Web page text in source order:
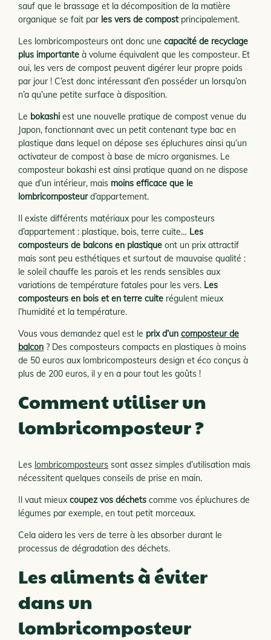
sauf que le brassage et la décomposition de la matière
organique se fait par les vers de compostprincipalement.
Les lombricomposteurs ont donc une capacité de recyclage
plus importante à volume équivalent que les composteur. Et
oui, les vers de compost peuvent digérer leur propre poids
par jour ! C’est donc intéressant d’en posséder un lorsqu’on
n’a qu’une petite surface à disposition.
Le bokashi est une nouvelle pratique de compost venue du
Japon, fonctionnant avec un petit contenant type bac en
plastique dans lequel on dépose ses épluchures ainsi qu’un
activateur de compost à base de micro organismes. Le
composteur bokashi est ainsi pratique quand on ne dispose
que d’un intérieur, mais moins efficace que le
lombricomposteurd’appartement.
Il existe différents matériaux pour les composteurs
d’appartement : plastique, bois, terre cuite… Les
composteurs de balcons en plastique ont un prix attractif
mais sont peu esthétiques et surtout de mauvaise qualité :
le soleil chauffe les parois et les rends sensibles aux
variations de température fatales pour les vers. Les
composteurs en bois et en terre cuite régulent mieux
l’humidité et la température.
Vous vous demandez quel est le prix d’un composteur de
balcon ? Des composteurs compacts en plastiques à moins
de 50 euros aux lombricomposteurs design et éco conçus à
plus de 200 euros, il y en a pour tout les goûts !
Comment utiliser un
lombricomposteur ?
Les lombricomposteurs sont assez simples d’utilisation mais
nécessitent quelques conseils de prise en main.
Il vaut mieux coupez vos déchets comme vos épluchures de
légumes par exemple, en tout petit morceaux.
Cela aidera les vers de terre à les absorber durant le
processus de dégradation des déchets.
Les aliments à éviter
dans un
lombricomposteur